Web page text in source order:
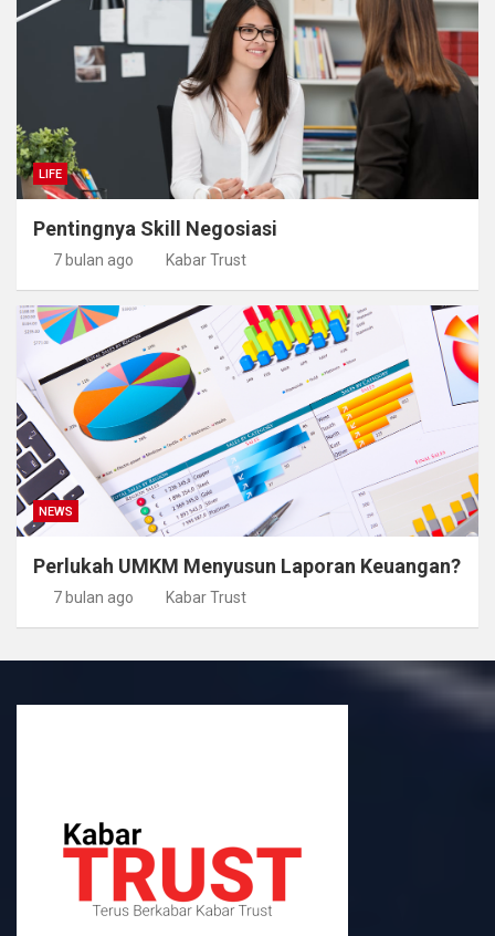
LIFE
Pentingnya Skill Negosiasi
7 bulan ago Kabar Trust
NEWS
Perlukah UMKM Menyusun Laporan Keuangan?
7 bulan ago Kabar Trust